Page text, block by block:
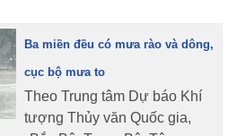
Ba miền đều có mưa rào và dông,
cục bộ mưa to
Theo Trung tâm Dự báo Khí
tượng Thủy văn Quốc gia,